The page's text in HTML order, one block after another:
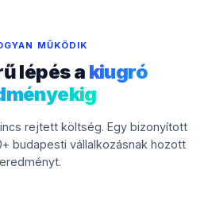
MŰKÖDIK
lépés a kiugró
rejtett költség. Egy bizonyított
budapesti vállalkozásnak hozott
eredményt.